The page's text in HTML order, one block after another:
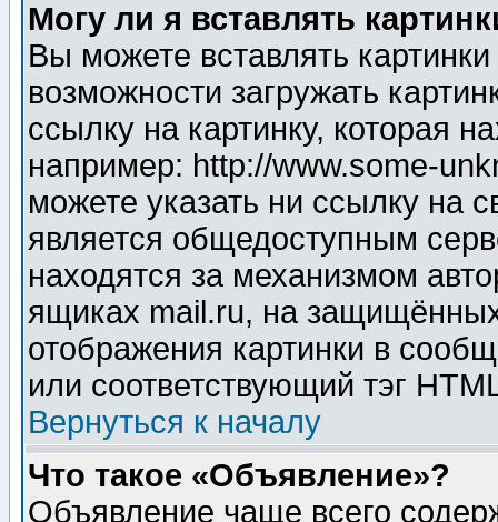
Могу ли я вставлять
Вы можете вставлять
возможности загружать
ссылку на картинку, которая
например: http://www.some-
можете указать ни ссылку на
является общедоступным
находятся за механизмом
ящиках mail.ru, на
отображения картинки в
или соответствующий тэг
Вернуться к началу
Что такое «Объявление»?
Объявление чаще всего